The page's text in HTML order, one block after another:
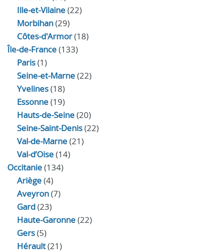
Ille-et-Vilaine(22)
Morbihan(29)
Côtes-d'Armor(18)
Île-de-France(133)
Paris(1)
Seine-et-Marne(22)
Yvelines(18)
Essonne(19)
Hauts-de-Seine(20)
Seine-Saint-Denis(22)
Val-de-Marne(21)
Val-d’Oise(14)
Occitanie(134)
Ariège(4)
Aveyron(7)
Gard(23)
Haute-Garonne(22)
Gers(5)
Hérault(21)